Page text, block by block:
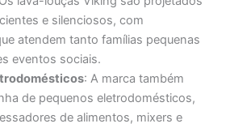
e silenciosos, com
atendem tanto famílias pequenas
eventos sociais.
: A marca também
de pequenos eletrodomésticos,
de alimentos, mixers e